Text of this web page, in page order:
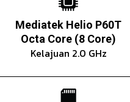
Mediatek Helio P60T
Octa Core (8 Core)
Kelajuan 2.0 GHz